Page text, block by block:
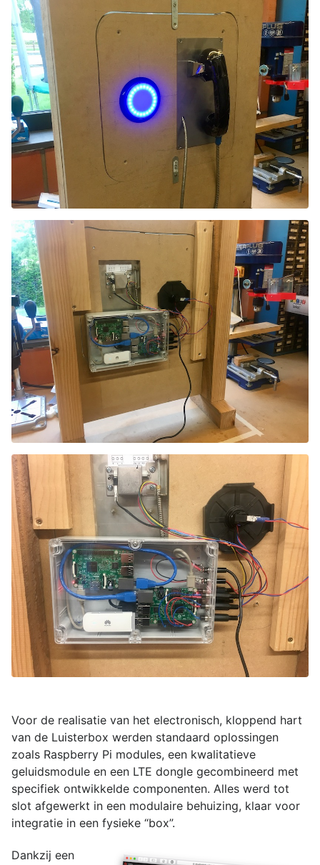
Voor de realisatie van het electronisch, kloppend hart
van de Luisterbox werden standaard oplossingen
zoals Raspberry Pi modules, een kwalitatieve
geluidsmodule en een LTE dongle gecombineerd met
specifiek ontwikkelde componenten. Alles werd tot
slot afgewerkt in een modulaire behuizing, klaar voor
integratie in een fysieke “box”.
Dankzij een